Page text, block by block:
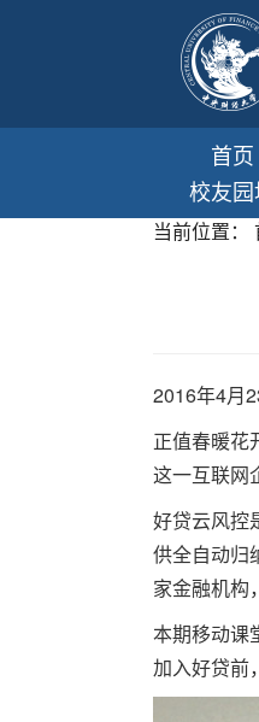
首页
校友
当前位置：
2016年4月
正值春暖花
这一互联网
好贷云风控
供全自动归
家金融机构
本期移动课
加入好贷前